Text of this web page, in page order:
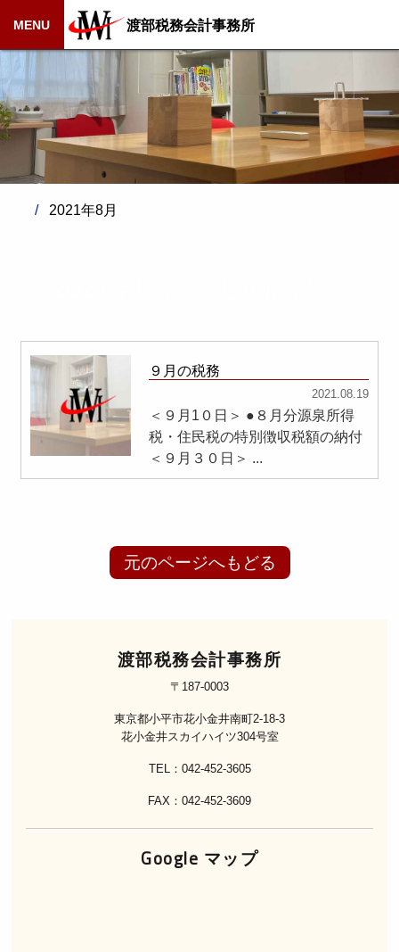
MENU 渡部税務会計事務所
2021年8月
９月の税務
2021.08.19
＜９月1０日＞ ●８月分源泉所得
税・住民税の特別徴収税額の納付
＜９月３０日＞ ...
元のページへもどる
渡部税務会計事務所
〒187-0003
東京都小平市花小金井南町2-18-3
花小金井スカイハイツ304号室
TEL：042-452-3605
FAX：042-452-3609
Google マップ